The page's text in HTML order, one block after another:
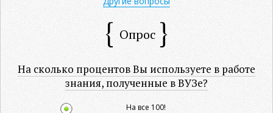
Опрос
На сколько процентов Вы используете в работе
знания, полученные в ВУЗе?
На все 100!